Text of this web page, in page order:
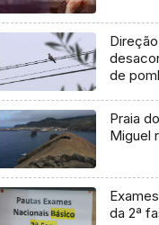
de
Praia
Miguel
da 2ª